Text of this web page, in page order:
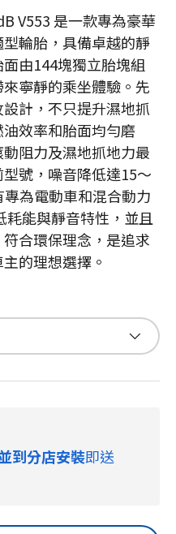
V553 是一款專為豪華
輪胎，具備卓越的靜
由144塊獨立胎塊組
寧靜的乘坐體驗。先
計，不只提升濕地抓
效率和胎面均勻磨
阻力及濕地抓地力最
號，噪音降低達15～
為電動車和混合動力
能與靜音特性，並且
合環保理念，是追求
的理想選擇。
到分店安裝即送